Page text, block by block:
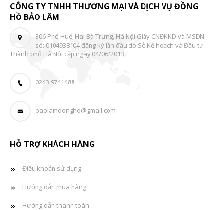
CÔNG TY TNHH THƯƠNG MẠI VÀ DỊCH VỤ ĐỒNG
HỒ BẢO LÂM
306 Phố Huế, Hai Bà Trưng, Hà Nội Giấy CNĐKKD và MSDN
số: 0104938104 đăng ký lần đầu do Sở Kế hoạch và Đầu tư
Thành phố Hà Nội cấp ngày 04/06/2013
0243 9741488
baolamdongho@gmail.com
HỖ TRỢ KHÁCH HÀNG
Điều khoản sử dụng
Hướng dẫn mua hàng
Hướng dẫn thanh toán